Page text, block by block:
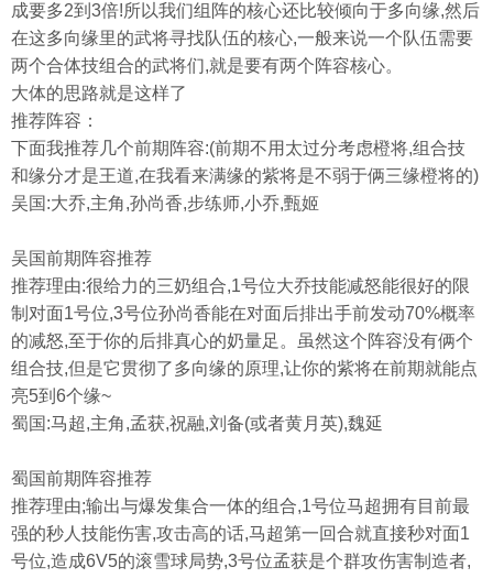
成要多2到3倍!所以我们组阵的核心还比较倾向于多向缘,然后
在这多向缘里的武将寻找队伍的核心,一般来说一个队伍需要
两个合体技组合的武将们,就是要有两个阵容核心。
大体的思路就是这样了
推荐阵容：
下面我推荐几个前期阵容:(前期不用太过分考虑橙将,组合技
和缘分才是王道,在我看来满缘的紫将是不弱于俩三缘橙将的)
吴国:大乔,主角,孙尚香,步练师,小乔,甄姬
吴国前期阵容推荐
推荐理由:很给力的三奶组合,1号位大乔技能减怒能很好的限
制对面1号位,3号位孙尚香能在对面后排出手前发动70%概率
的减怒,至于你的后排真心的奶量足。虽然这个阵容没有俩个
组合技,但是它贯彻了多向缘的原理,让你的紫将在前期就能点
亮5到6个缘~
蜀国:马超,主角,孟获,祝融,刘备(或者黄月英),魏延
蜀国前期阵容推荐
推荐理由;输出与爆发集合一体的组合,1号位马超拥有目前最
强的秒人技能伤害,攻击高的话,马超第一回合就直接秒对面1
号位,造成6V5的滚雪球局势,3号位孟获是个群攻伤害制造者,